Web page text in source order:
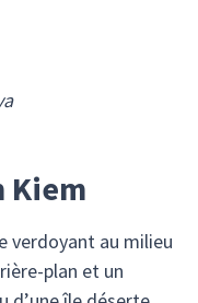
Kiem
verdoyant au milieu
plan et un